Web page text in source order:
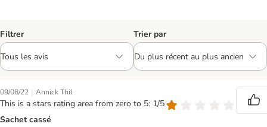
Filtrer Trier par
09/08/22 | Annick Thil
This is a stars rating area from zero to 5: 1/5
Sachet cassé